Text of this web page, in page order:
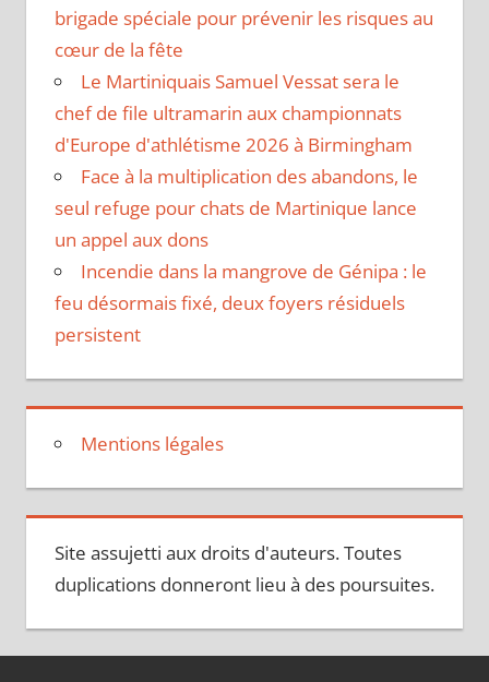
brigade spéciale pour prévenir les risques au
cœur de la fête
Le Martiniquais Samuel Vessat sera le
chef de file ultramarin aux championnats
d'Europe d'athlétisme 2026 à Birmingham
Face à la multiplication des abandons, le
seul refuge pour chats de Martinique lance
un appel aux dons
Incendie dans la mangrove de Génipa : le
feu désormais fixé, deux foyers résiduels
persistent
Mentions légales
Site assujetti aux droits d'auteurs. Toutes
duplications donneront lieu à des poursuites.